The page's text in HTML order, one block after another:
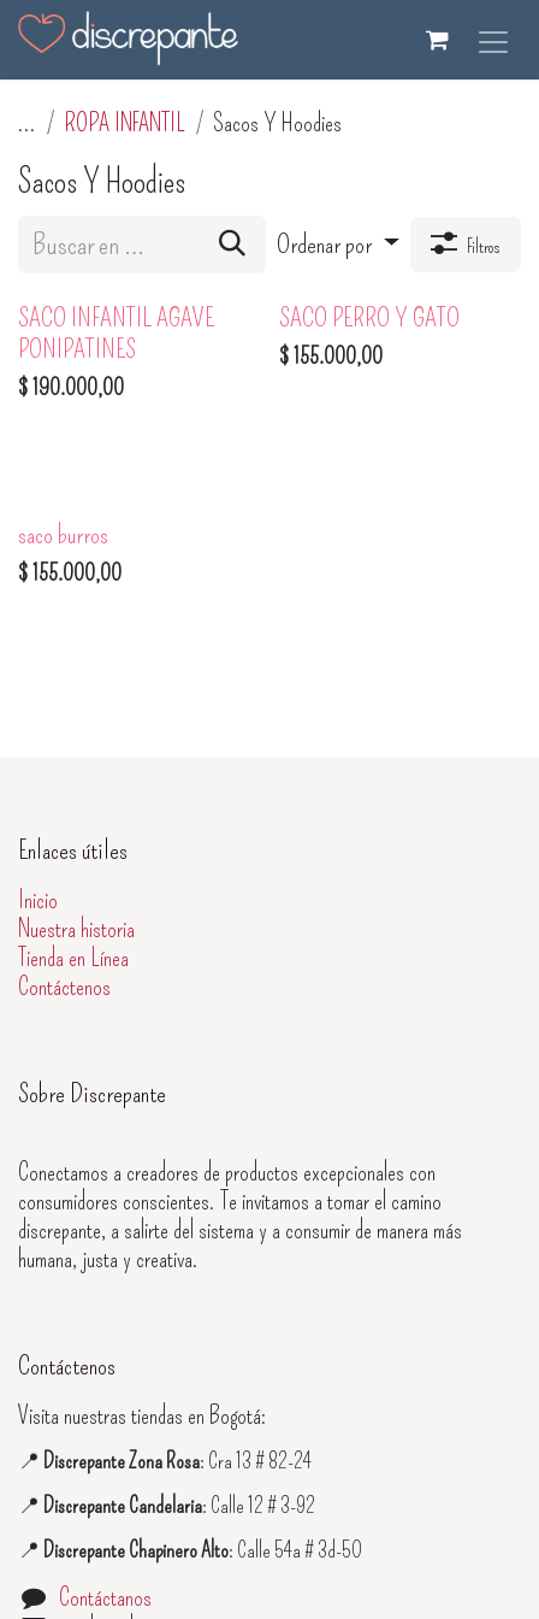
Ir al contenido
... ROPA INFANTIL Sacos Y Hoodies
Sacos Y Hoodies
Ordenar por Filtros
SACO INFANTIL AGAVE
PONIPATINES
$190.000,00
SACO PERRO Y GATO
$155.000,00
saco burros
$155.000,00
Enlaces útiles
Inicio
Nuestra historia
Tienda en Línea
Contáctenos
Sobre Discrepante
Conectamos a creadores de productos excepcionales con
consumidores conscientes. Te invitamos a tomar el camino
discrepante, a salirte del sistema y a consumir de manera más
humana, justa y creativa.
Contáctenos
Visita nuestras tiendas en Bogotá:
📍 Discrepante Zona Rosa: Cra 13 # 82-24
📍 Discrepante Candelaria: Calle 12 # 3-92
📍 Discrepante Chapinero Alto: Calle 54a # 3d-50
Contáctanos